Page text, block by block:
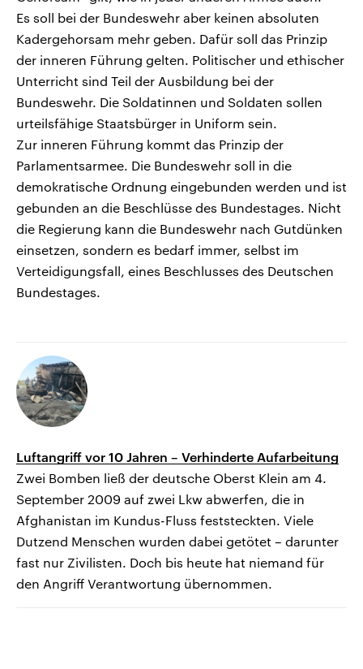
Es soll bei der Bundeswehr aber keinen absoluten
Kadergehorsam mehr geben. Dafür soll das Prinzip
der inneren Führung gelten. Politischer und ethischer
Unterricht sind Teil der Ausbildung bei der
Bundeswehr. Die Soldatinnen und Soldaten sollen
urteilsfähige Staatsbürger in Uniform sein.
Zur inneren Führung kommt das Prinzip der
Parlamentsarmee. Die Bundeswehr soll in die
demokratische Ordnung eingebunden werden und ist
gebunden an die Beschlüsse des Bundestages. Nicht
die Regierung kann die Bundeswehr nach Gutdünken
einsetzen, sondern es bedarf immer, selbst im
Verteidigungsfall, eines Beschlusses des Deutschen
Bundestages.
Luftangriff vor 10 Jahren – Verhinderte Aufarbeitung
Zwei Bomben ließ der deutsche Oberst Klein am 4.
September 2009 auf zwei Lkw abwerfen, die in
Afghanistan im Kundus-Fluss feststeckten. Viele
Dutzend Menschen wurden dabei getötet – darunter
fast nur Zivilisten. Doch bis heute hat niemand für
den Angriff Verantwortung übernommen.